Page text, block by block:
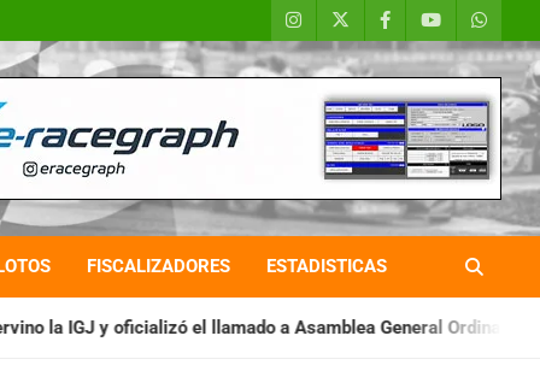
FISCALIZADORES ESTADISTICAS
a Asamblea General Ordinaria IAME SERIES